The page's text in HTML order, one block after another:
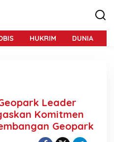
HUKRIM DUNIA
Leader
Komitmen
Geopark